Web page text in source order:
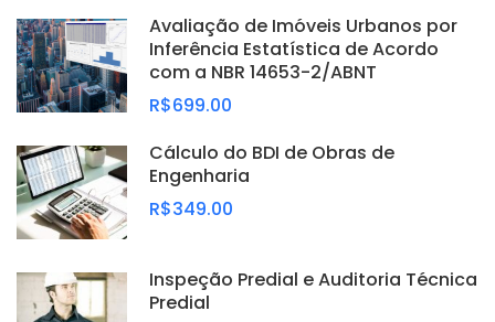
Avaliação de Imóveis Urbanos por
Inferência Estatística de Acordo
com a NBR 14653-2/ABNT
R$699.00
Cálculo do BDI de Obras de
Engenharia
R$349.00
Inspeção Predial e Auditoria Técnica
Predial